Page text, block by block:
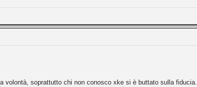
volontà, soprattutto chi non conosco xke si è buttato sulla fiducia.